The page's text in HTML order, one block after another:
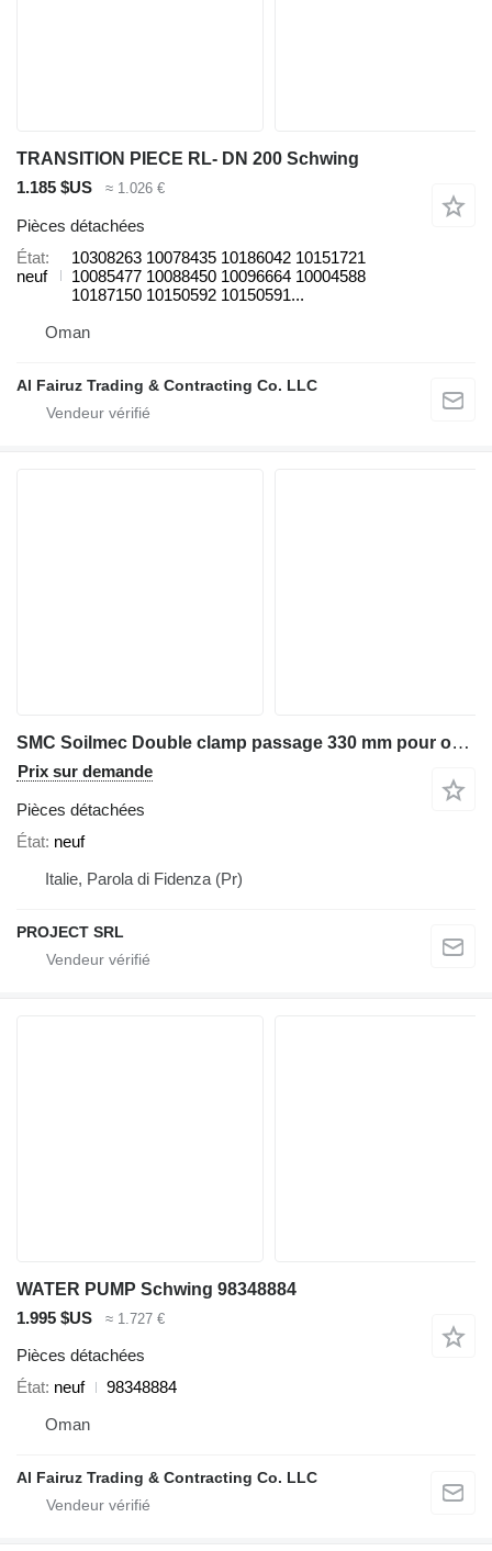
TRANSITION PIECE RL- DN 200 Schwing
1.185 $US
≈ 1.026 €
Pièces détachées
État
neuf
10308263 10078435 10186042 10151721
10085477 10088450 10096664 10004588
10187150 10150592 10150591...
Oman
Al Fairuz Trading & Contracting Co. LLC
SMC Soilmec Double clamp passage 330 mm pour outil de forage
Prix sur demande
Pièces détachées
État neuf
Italie, Parola di Fidenza (Pr)
PROJECT SRL
WATER PUMP Schwing 98348884
1.995 $US
≈ 1.727 €
Pièces détachées
État neuf
98348884
Oman
Al Fairuz Trading & Contracting Co. LLC